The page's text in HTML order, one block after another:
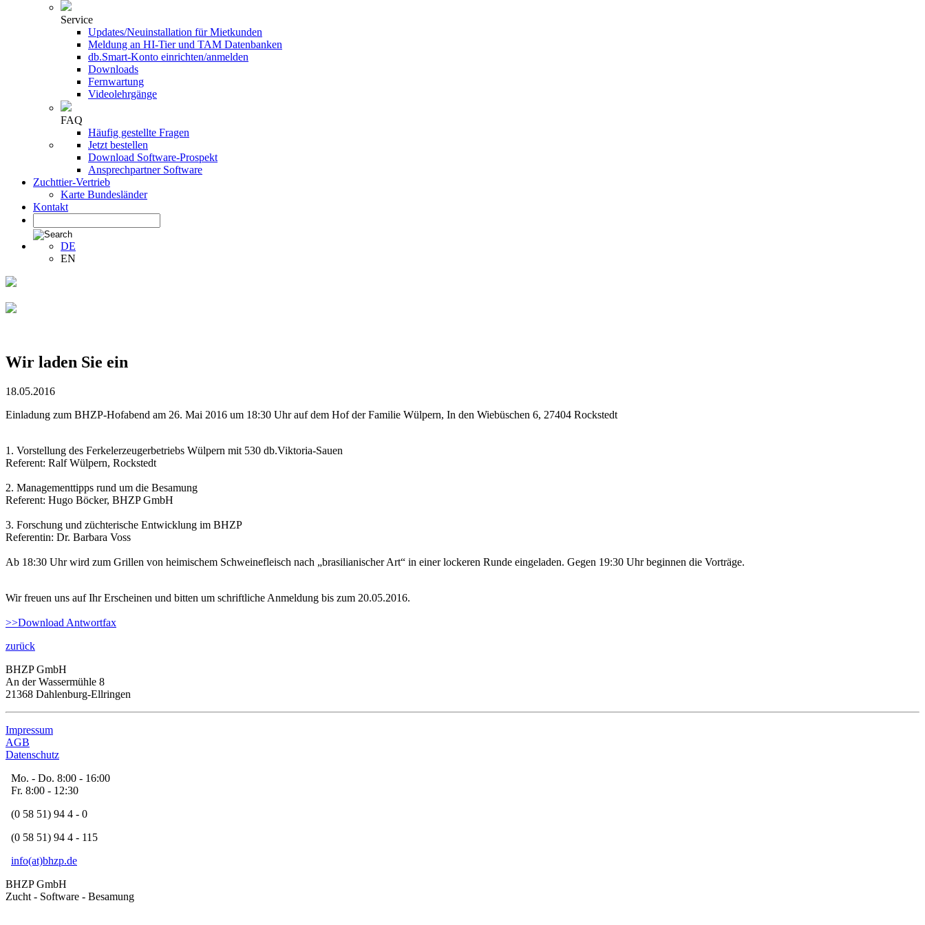
Service
Updates/Neuinstallation für Mietkunden
Meldung an HI-Tier und TAM Datenbanken
db.Smart-Konto einrichten/anmelden
Downloads
Fernwartung
Videolehrgänge
FAQ
Häufig gestellte Fragen
Jetzt bestellen
Download Software-Prospekt
Ansprechpartner Software
Zuchttier-Vertrieb
Karte Bundesländer
Kontakt
DE
EN
Wir laden Sie ein
18.05.2016
Einladung zum BHZP-Hofabend am 26. Mai 2016 um 18:30 Uhr auf dem Hof der Familie Wülpern, In den Wiebüschen 6, 27404 Rockstedt
1. Vorstellung des Ferkelerzeugerbetriebs Wülpern mit 530 db.Viktoria-Sauen
Referent: Ralf Wülpern, Rockstedt
2. Managementtipps rund um die Besamung
Referent: Hugo Böcker, BHZP GmbH
3. Forschung und züchterische Entwicklung im BHZP
Referentin: Dr. Barbara Voss
Ab 18:30 Uhr wird zum Grillen von heimischem Schweinefleisch nach „brasilianischer Art“ in einer lockeren Runde eingeladen. Gegen 19:30 Uhr beginnen die Vorträge.
Wir freuen uns auf Ihr Erscheinen und bitten um schriftliche Anmeldung bis zum 20.05.2016.
>>Download Antwortfax
zurück
BHZP GmbH
An der Wassermühle 8
21368 Dahlenburg-Ellringen
Impressum
AGB
Datenschutz
Mo. - Do. 8:00 - 16:00
Fr. 8:00 - 12:30
(0 58 51) 94 4 - 0
(0 58 51) 94 4 - 115
info(at)bhzp.de
BHZP GmbH
Zucht - Software - Besamung